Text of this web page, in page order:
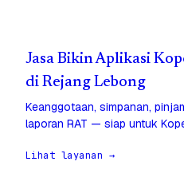
Jasa Bikin Aplikasi
di Rejang Lebong
Keanggotaan, simpanan,
laporan RAT — siap untuk
Lihat layanan →